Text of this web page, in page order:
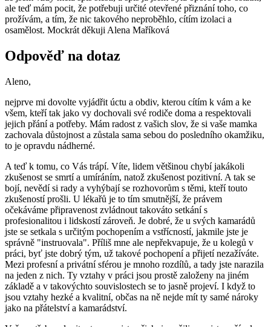
ale teď mám pocit, že potřebuji určité otevřené přiznání toho, co
prožívám, a tím, že nic takového neproběhlo, cítím izolaci a
osamělost. Mockrát děkuji Alena Maříková
Odpověď na dotaz
Aleno,
nejprve mi dovolte vyjádřit úctu a obdiv, kterou cítím k vám a ke
všem, kteří tak jako vy dochovali své rodiče doma a respektovali
jejich přání a potřeby. Mám radost z vašich slov, že si vaše mamka
zachovala důstojnost a zůstala sama sebou do posledního okamžiku,
to je opravdu nádherné.
A teď k tomu, co Vás trápí. Víte, lidem většinou chybí jakákoli
zkušenost se smrtí a umíráním, natož zkušenost pozitivní. A tak se
bojí, nevědí si rady a vyhýbají se rozhovorům s těmi, kteří touto
zkušeností prošli. U lékařů je to tím smutnější, že právem
očekáváme připravenost zvládnout takováto setkání s
profesionalitou i lidskostí zároveň. Je dobré, že u svých kamarádů
jste se setkala s určitým pochopením a vstřícností, jakmile jste je
správně "instruovala". Příliš mne ale nepřekvapuje, že u kolegů v
práci, byť jste dobrý tým, už takové pochopení a přijetí nezažíváte.
Mezi profesní a privátní sférou je mnoho rozdílů, a tady jste narazila
na jeden z nich. Ty vztahy v práci jsou prostě založeny na jiném
základě a v takovýchto souvislostech se to jasně projeví. I když to
jsou vztahy hezké a kvalitní, občas na ně nejde mít ty samé nároky
jako na přátelství a kamarádství.